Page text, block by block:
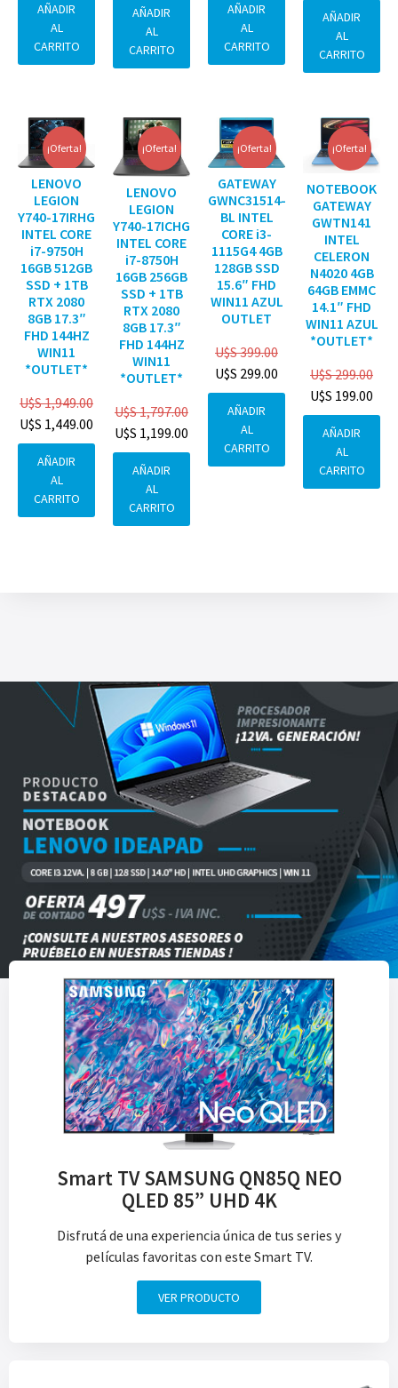
AÑADIR
AL
CARRITO
AÑADIR
AL
CARRITO
AÑADIR
AL
CARRITO
AÑADIR
AL
CARRITO
¡Oferta!
LENOVO
LEGION
Y740-17IRHG
INTEL CORE
i7-9750H
16GB 512GB
SSD + 1TB
RTX 2080
8GB 17.3″
FHD 144HZ
WIN11
*OUTLET*
U$S1,949.00
U$S 1,449.00
AÑADIR
AL
CARRITO
¡Oferta!
LENOVO
LEGION
Y740-17ICHG
INTEL CORE
i7-8750H
16GB 256GB
SSD + 1TB
RTX 2080
8GB 17.3″
FHD 144HZ
WIN11
*OUTLET*
U$S1,797.00
U$S 1,199.00
AÑADIR
AL
CARRITO
¡Oferta!
GATEWAY
GWNC31514-
BL INTEL
CORE i3-
1115G4 4GB
128GB SSD
15.6″ FHD
WIN11 AZUL
OUTLET
U$S399.00
U$S 299.00
AÑADIR
AL
CARRITO
¡Oferta!
NOTEBOOK
GATEWAY
GWTN141
INTEL
CELERON
N4020 4GB
64GB EMMC
14.1″ FHD
WIN11 AZUL
*OUTLET*
U$S299.00
U$S 199.00
AÑADIR
AL
CARRITO
Smart TV SAMSUNG QN85Q NEO
QLED 85” UHD 4K
Disfrutá de una experiencia única de tus series y
películas favoritas con este Smart TV.
VER PRODUCTO